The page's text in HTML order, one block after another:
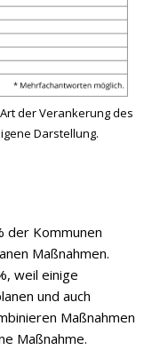
der Verankerung des
Darstellung.
der Kommunen
Maßnahmen.
weil einige
und auch
Maßnahmen
Maßnahme.